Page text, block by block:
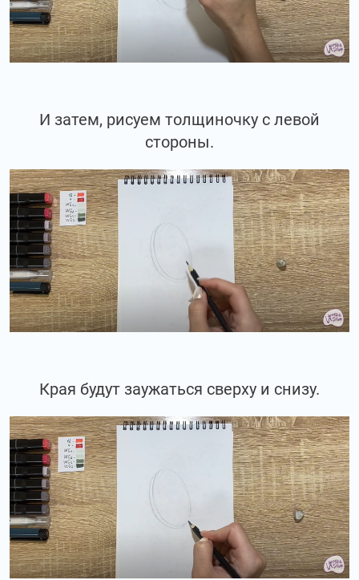
И затем, рисуем толщиночку с левой
стороны.
Края будут заужаться сверху и снизу.